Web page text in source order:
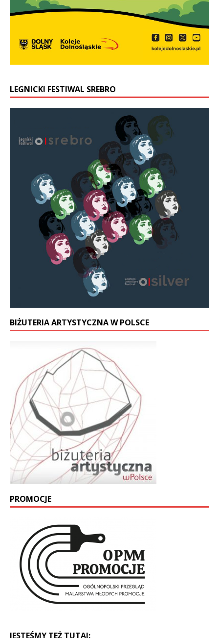
LEGNICKI FESTIWAL SREBRO
BIŻUTERIA ARTYSTYCZNA W POLSCE
PROMOCJE
JESTEŚMY TEŻ TUTAJ: